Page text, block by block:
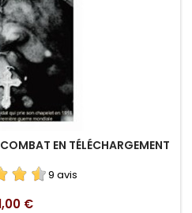
EN TÉLÉCHARGEMENT
9 avis
€